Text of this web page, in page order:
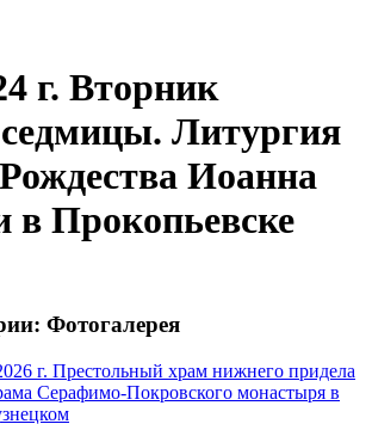
г. Вторник
Литургия
Иоанна
в Прокопьевске
Фотогалерея